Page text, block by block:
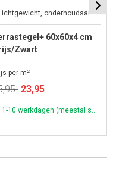
Lichtgewicht, onderhoudsarm en direct af te halen in onze winkel
60x60x4 cm
Zwart
per m²
Speciale
23,95